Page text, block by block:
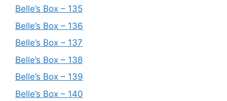
Belle’s Box – 135
Belle’s Box – 136
Belle’s Box – 137
Belle’s Box – 138
Belle’s Box – 139
Belle’s Box – 140